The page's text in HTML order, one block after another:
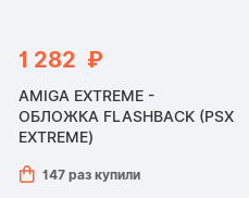
1 282 ₽
AMIGA EXTREME -
ОБЛОЖКА FLASHBACK (PSX
EXTREME)
147 раз купили